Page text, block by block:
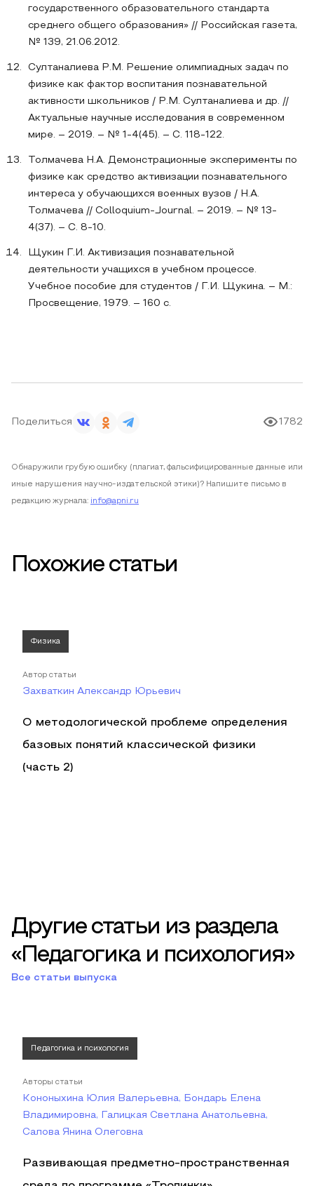
государственного образовательного стандарта
среднего общего образования» // Российская газета,
№ 139, 21.06.2012.
Султаналиева Р.М. Решение олимпиадных задач по
физике как фактор воспитания познавательной
активности школьников / Р.М. Султаналиева и др. //
Актуальные научные исследования в современном
мире. – 2019. – № 1-4(45). – С. 118-122.
Толмачева Н.А. Демонстрационные эксперименты по
физике как средство активизации познавательного
интереса у обучающихся военных вузов / Н.А.
Толмачева // Colloquium-Journal. – 2019. – № 13-
4(37). – С. 8-10.
Щукин Г.И. Активизация познавательной
деятельности учащихся в учебном процессе.
Учебное пособие для студентов / Г.И. Щукина. – М.:
Просвещение, 1979. – 160 с.
Поделиться 1782
Обнаружили грубую ошибку (плагиат, фальсифицированные данные или
иные нарушения научно-издательской этики)? Напишите письмо в
редакцию журнала: info@apni.ru
Похожие статьи
Физика
Автор статьи
Захваткин Александр Юрьевич
О методологической проблеме определения
базовых понятий классической физики
(часть 2)
Другие статьи из раздела
«Педагогика и психология»
Все статьи выпуска
Педагогика и психология
Авторы статьи
Кононыхина Юлия Валерьевна, Бондарь Елена
Владимировна, Галицкая Светлана Анатольевна,
Салова Янина Олеговна
Развивающая предметно-пространственная